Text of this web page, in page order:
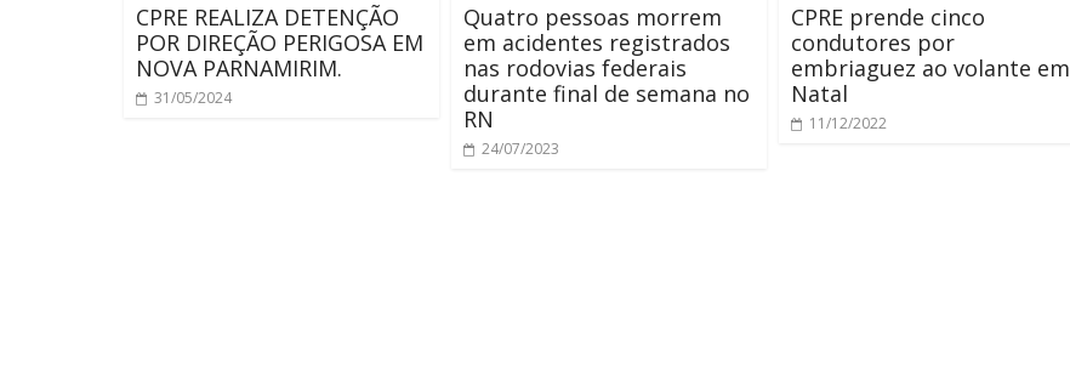
CPRE REALIZA DETENÇÃO
POR DIREÇÃO PERIGOSA EM
NOVA PARNAMIRIM.
31/05/2024
Quatro pessoas morrem
em acidentes registrados
nas rodovias federais
durante final de semana no
RN
24/07/2023
CPRE prende cinco
condutores por
embriaguez ao volante em
Natal
11/12/2022